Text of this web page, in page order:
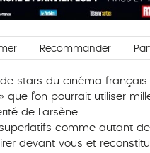
Recommander
de stars du cinéma
que l’on pourrait utiliser
de Larsène.
superlatifs comme autant
devant vous et